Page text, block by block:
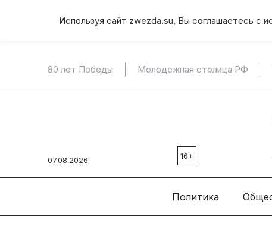
Используя сайт zwezda.su, Вы соглашаетесь с
80 лет Победы Молодежная столица РФ
07.08.2026 16+
Политика